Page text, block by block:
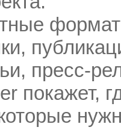
пресс-
покажет,